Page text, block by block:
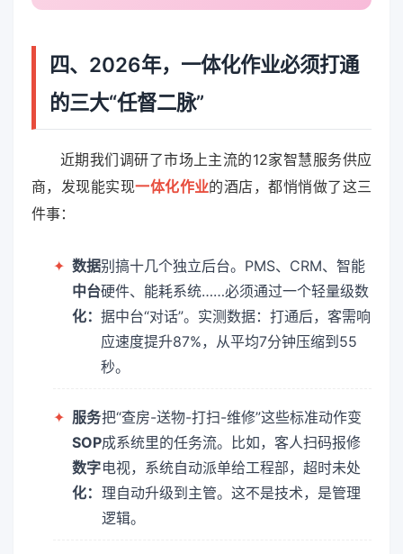
四、2026年，一体化作业必须打通
的三大“任督二脉”
近期我们调研了市场上主流的12家智慧服务供应
商，发现能实现一体化作业的酒店，都悄悄做了这三
件事：
✦ 数据
中台
化：
别搞十几个独立后台。PMS、CRM、智能
硬件、能耗系统……必须通过一个轻量级数
据中台“对话”。实测数据：打通后，客需响
应速度提升87%，从平均7分钟压缩到55
秒。
✦ 服务
SOP
数字
化：
把“查房-送物-打扫-维修”这些标准动作变
成系统里的任务流。比如，客人扫码报修
电视，系统自动派单给工程部，超时未处
理自动升级到主管。这不是技术，是管理
逻辑。